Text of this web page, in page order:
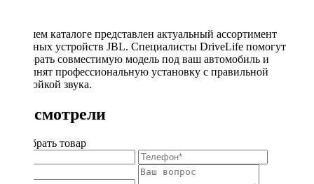
В нашем каталоге представлен актуальный ассортимент
головных устройств JBL. Специалисты DriveLife помогут
подобрать совместимую модель под ваш автомобиль и
выполнят профессиональную установку с правильной
настройкой звука.
Вы смотрели
Подобрать товар